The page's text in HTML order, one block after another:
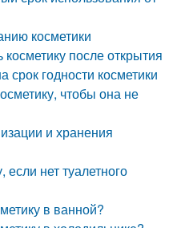
косметики
после открытия
годности косметики
чтобы она не
и хранения
если нет туалетного
в ванной?